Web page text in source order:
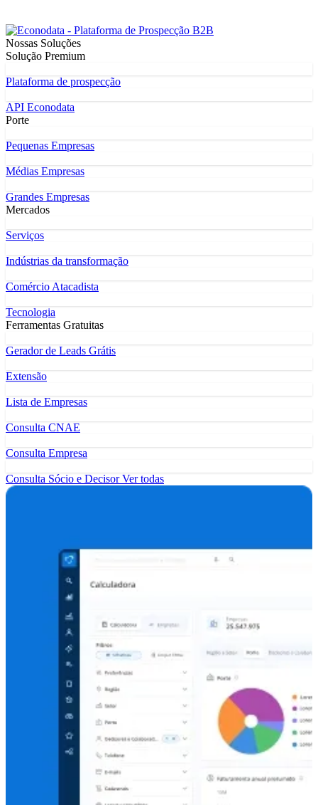
Nossas Soluções
Solução Premium
Plataforma de prospecção
API Econodata
Porte
Pequenas Empresas
Médias Empresas
Grandes Empresas
Mercados
Serviços
Indústrias da transformação
Comércio Atacadista
Tecnologia
Ferramentas Gratuitas
Gerador de Leads Grátis
Extensão
Lista de Empresas
Consulta CNAE
Consulta Empresa
Consulta Sócio e DecisorVer todas